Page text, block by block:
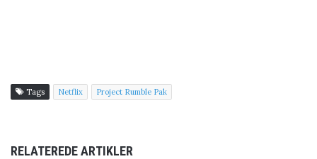
Tags Netflix Project Rumble Pak
RELATEREDE ARTIKLER